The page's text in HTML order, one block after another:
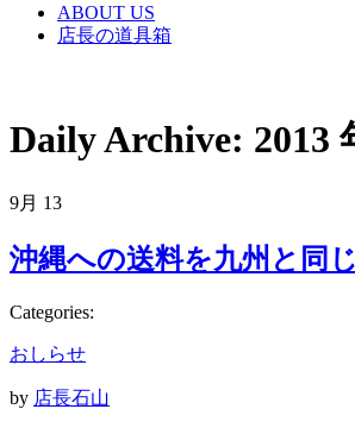
ABOUT US
店長の道具箱
Daily Archive: 2013
9月 13
沖縄への送料を九州と同
Categories:
おしらせ
by 店長石山